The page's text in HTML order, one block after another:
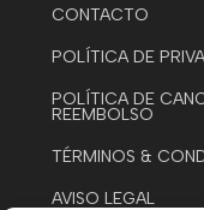
CONTACTO
POLÍTICA DE
POLÍTICA DE
REEMBOLSO
TÉRMINOS &
AVISO LEGAL